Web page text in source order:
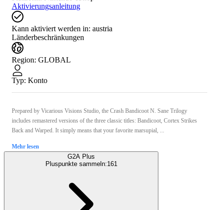
Aktivierungsanleitung
Kann aktiviert werden in: austria
Länderbeschränkungen
Region: GLOBAL
Typ: Konto
Prepared by Vicarious Visions Studio, the Crash Bandicoot N. Sane Trilogy
includes remastered versions of the three classic titles: Bandicoot, Cortex Strikes
Back and Warped. It simply means that your favorite marsupial, ...
Mehr lesen
G2A Plus
Pluspunkte sammeln:161